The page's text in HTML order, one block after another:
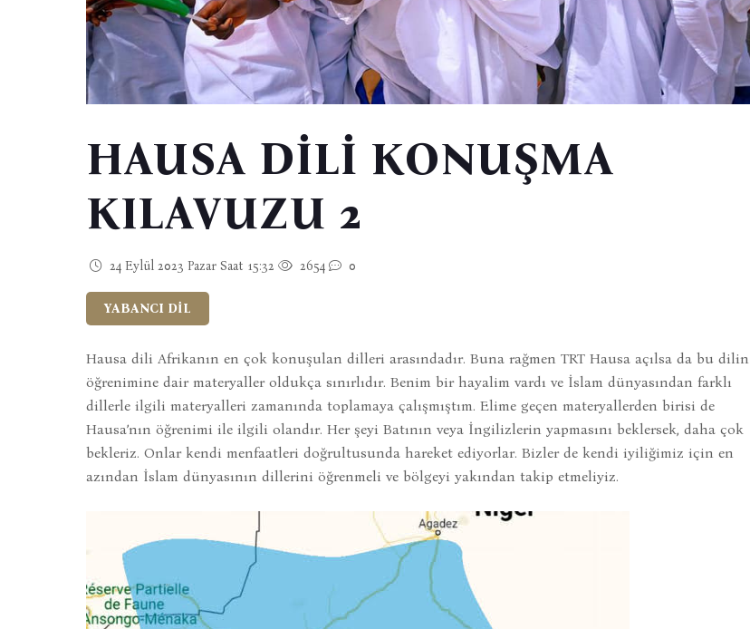
HAUSA DİLİ KONUŞMA
KILAVUZU 2
24 Eylül 2023 Pazar Saat 15:32 2654 0
YABANCI DİL
Hausa dili Afrikanın en çok konuşulan dilleri arasındadır. Buna rağmen TRT Hausa açılsa da bu dilin
öğrenimine dair materyaller oldukça sınırlıdır. Benim bir hayalim vardı ve İslam dünyasından farklı
dillerle ilgili materyalleri zamanında toplamaya çalışmıştım. Elime geçen materyallerden birisi de
Hausa’nın öğrenimi ile ilgili olandır. Her şeyi Batının veya İngilizlerin yapmasını beklersek, daha çok
bekleriz. Onlar kendi menfaatleri doğrultusunda hareket ediyorlar. Bizler de kendi iyiliğimiz için en
azından İslam dünyasının dillerini öğrenmeli ve bölgeyi yakından takip etmeliyiz.